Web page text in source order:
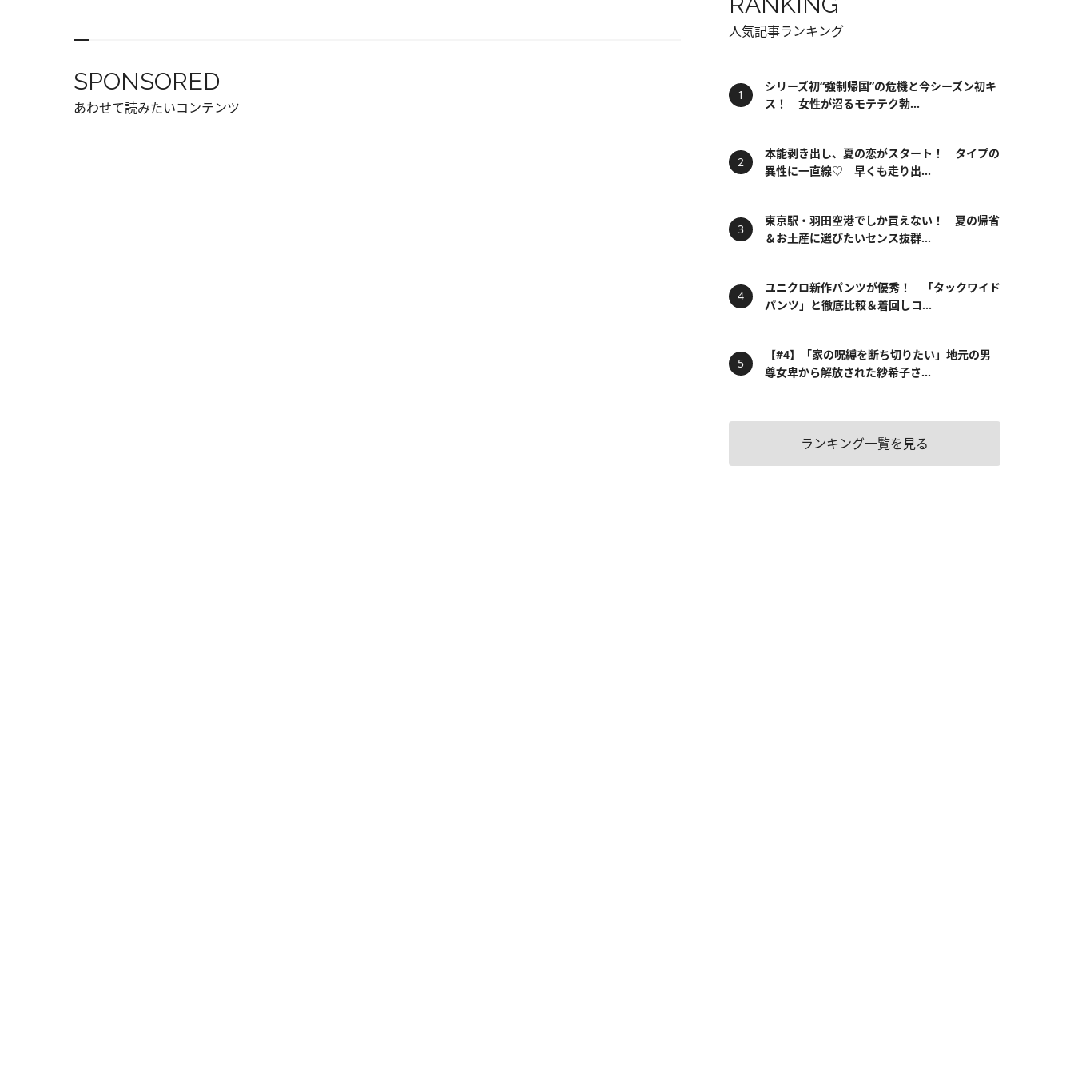
SPONSORED
あわせて読みたいコンテンツ
人気記事ランキング
シリーズ初“強制帰国”の危機と今シーズン初キ
ス！ 女性が沼るモテテク勃...
本能剥き出し、夏の恋がスタート！ タイプの
異性に一直線♡ 早くも走り出...
東京駅・羽田空港でしか買えない！ 夏の帰省
＆お土産に選びたいセンス抜群...
ユニクロ新作パンツが優秀！ 「タックワイド
パンツ」と徹底比較＆着回しコ...
【#4】「家の呪縛を断ち切りたい」地元の男
尊女卑から解放された紗希子さ...
ランキング一覧を見る